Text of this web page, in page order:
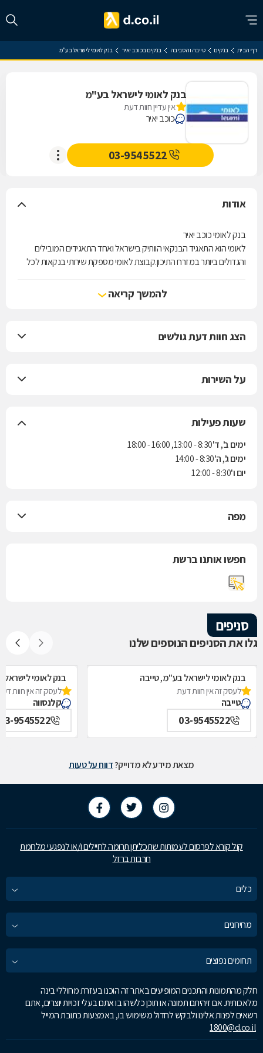
דף הבית בנקים טייבה והסביבה בנקים בכוכב יאיר בנק לאומי לישראל בע"מ
בנק לאומי לישראל בע"מ
אין עדיין חוות דעת
כוכב יאיר
03-9545522
אודות
בנק לאומי כוכב יאיר
לאומי הוא התאגיד הבנקאי הוותיק בישראל ואחד התאגידים המובילים
והגדולים ביותר במזרח התיכון.קבוצת לאומי מספקת שירותי בנקאות לכל
ענק. שירותים אלה ניתנים באמצעות קווי עסקים ייעודיים, כאשר כל קו
עסקים מתמחה במתן שירותים בנקאיים ופיננסיים למגזר לקוחות בעלי
להמשך קריאה
הצג חוות דעת גולשים
על השירות
שעות פעילות
ימים ב', ד'8:30 - 13:00, 16:00 - 18:00
ימים ג', ה'8:30 - 14:00
יום ו'8:30 - 12:00
מפה
חפשו אותנו ברשת
סניפים
גלו את הסניפים הנוספים שלנו
בנק לאומי לישראל בע"מ, טייבה
לעסק זה אין חוות דעת
טייבה
03-9545522
בנק לאומי
לעסק זה אין חוות
קלנסווה
9545522
מצאת מידע לא מדוייק?דווח על טעות
קול קורא לפרסום לעמותות שתכליתן תרומה לחיילים ו/או לנפגעי מלחמת
חרבות ברזל
כלים
מחירונים
תחומים נפוצים
חלק מהתמונות והתכנים המופיעים באתר זה הוכנו בעזרת מחוללי בינה
מלאכותית. אם זיהיתם תמונה או תוכן כלשהו בו אתם בעלי זכויות יוצרים, אתם
רשאים לפנות אלינו ולבקש לחדול משימוש בו, באמצעות כתובת המייל
1800@d.co.il